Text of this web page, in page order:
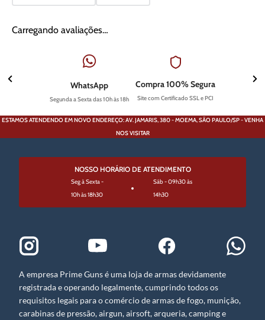
Carregando avaliações…
WhatsApp
Segunda a Sexta das 10h às 18h
Compra 100% Segura
Site com Certificado SSL e PCI
ESTAMOS ATENDENDO EM NOVO ENDEREÇO: AV. JAMARIS, 380 - MOEMA, SÃO PAULO/SP - VENHA
NOS VISITAR
NOSSO HORÁRIO DE ATENDIMENTO
Seg à Sexta -
10h às 18h30
Sáb - 09h30 às
14h30
A empresa Prime Guns é uma loja de armas devidamente
registrada e operando legalmente, cumprindo todos os
requisitos legais para o comércio de armas de fogo, munição,
carabinas de pressão, airgun, airsoft, arqueria, camping e